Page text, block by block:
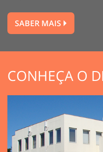
SABER MAIS
CONHEÇA O DI